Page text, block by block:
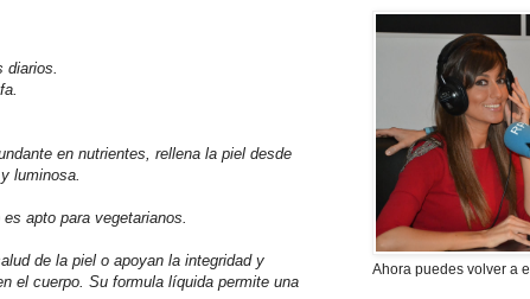
en nutrientes, rellena la piel desde
luminosa.
apto para vegetarianos.
de la piel o apoyan la integridad y
el cuerpo. Su formula líquida permite una
Ahora puedes volver a